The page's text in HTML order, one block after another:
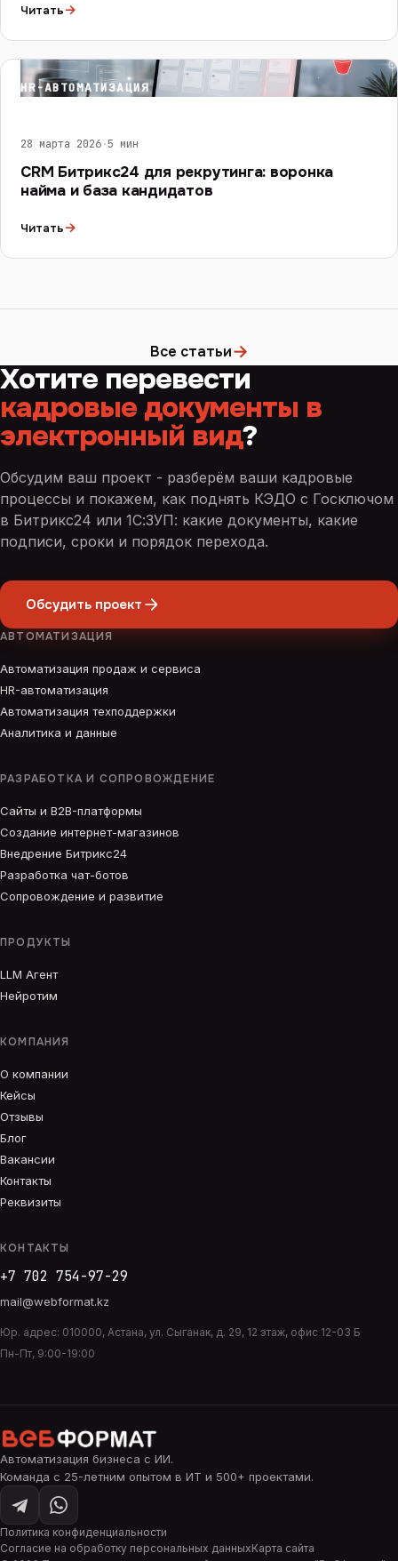
Читать→
HR-АВТОМАТИЗАЦИЯ
28 марта 2026·5 мин
CRM Битрикс24 для рекрутинга: воронка
найма и база кандидатов
Читать→
Все статьи→
Хотите перевести
кадровые документы в
электронный вид?
Обсудим ваш проект - разберём ваши кадровые
процессы и покажем, как поднять КЭДО с Госключом
в Битрикс24 или 1С:ЗУП: какие документы, какие
подписи, сроки и порядок перехода.
Обсудить проект
АВТОМАТИЗАЦИЯ
Автоматизация продаж и сервиса
HR-автоматизация
Автоматизация техподдержки
Аналитика и данные
РАЗРАБОТКА И СОПРОВОЖДЕНИЕ
Сайты и B2B-платформы
Создание интернет-магазинов
Внедрение Битрикс24
Разработка чат-ботов
Сопровождение и развитие
ПРОДУКТЫ
LLM Агент
Нейротим
КОМПАНИЯ
О компании
Кейсы
Отзывы
Блог
Вакансии
Контакты
Реквизиты
КОНТАКТЫ
+7 702 754-97-29
mail@webformat.kz
Юр. адрес: 010000, Астана, ул. Сыганак, д. 29, 12 этаж, офис 12-03 Б
Пн-Пт, 9:00-19:00
Политика конфиденциальности
Согласие на обработку персональных данныхКарта сайта
Автоматизация бизнеса с ИИ.
Команда с 25-летним опытом в ИТ и 500+ проектами.